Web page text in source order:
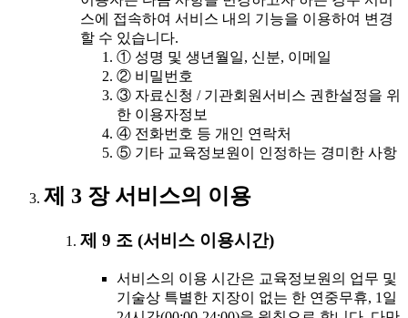
스에 접속하여 서비스 내의 기능을 이용하여 변경
할 수 있습니다.
① 성명 및 생년월일, 신분, 이메일
② 비밀번호
③ 자료신청 / 기관회원서비스 권한설정을 위
한 이용자정보
④ 전화번호 등 개인 연락처
⑤ 기타 교육정보원이 인정하는 경미한 사항
제 3 장 서비스의 이용
제 9 조 (서비스 이용시간)
서비스의 이용 시간은 교육정보원의 업무 및
기술상 특별한 지장이 없는 한 연중무휴, 1일